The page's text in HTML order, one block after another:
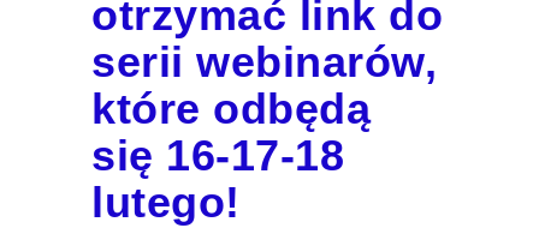
otrzymać link do
serii webinarów,
które odbędą
się 16-17-18
lutego!